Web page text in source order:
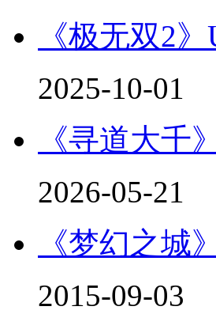
《极无双2
2025-10-01
《寻道大千
2026-05-21
《梦幻之城
2015-09-03